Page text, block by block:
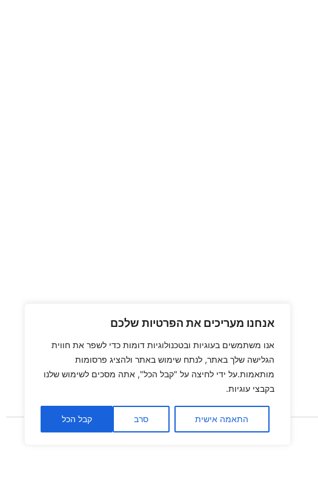
אנחנו מעריכים את הפרטיות שלכם
אנו משתמשים בעוגיות ובטכנולוגיות דומות כדי לשפר את חווית
הגלישה שלך באתר, לנתח שימוש באתר ולהציג פרסומות
מותאמות.על ידי לחיצה על "קבל הכל", אתה מסכים לשימוש שלנו
בקבצי עוגיות.
התאמה אישית סרב קבל הכל